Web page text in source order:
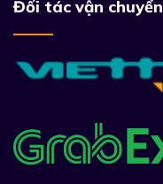
Đối tác vận chuyển